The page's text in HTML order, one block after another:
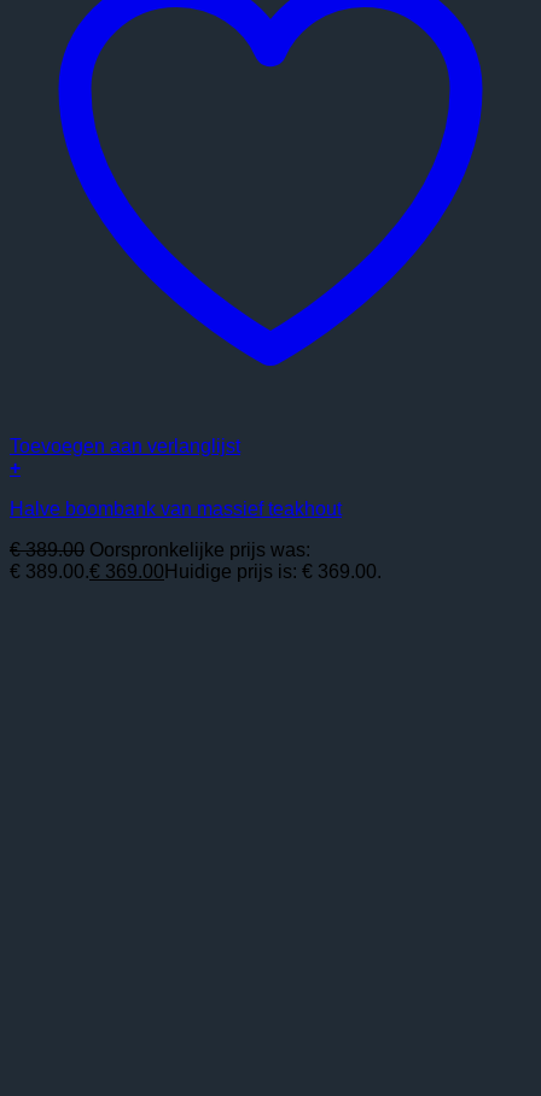
Toevoegen aan verlanglijst
+
Halve boombank van massief teakhout
€389.00 Oorspronkelijke prijs was:
€ 389.00.€ 369.00 Huidige prijs is: € 369.00.